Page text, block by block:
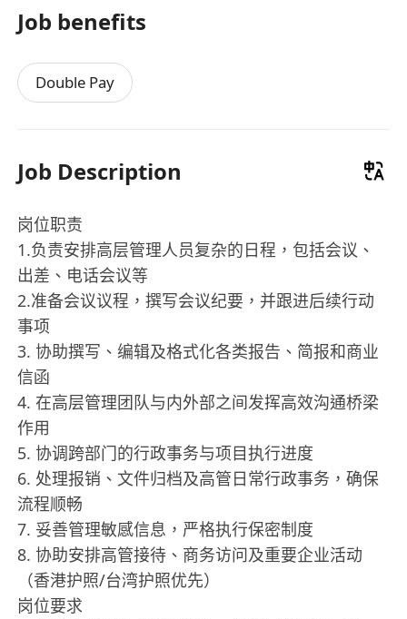
Job benefits
Double Pay
Job Description
岗位职责
1.负责安排高层管理人员复杂的日程，包括会议、
出差、电话会议等
2.准备会议议程，撰写会议纪要，并跟进后续行动
事项
3. 协助撰写、编辑及格式化各类报告、简报和商业
信函
4. 在高层管理团队与内外部之间发挥高效沟通桥梁
作用
5. 协调跨部门的行政事务与项目执行进度
6. 处理报销、文件归档及高管日常行政事务，确保
流程顺畅
7. 妥善管理敏感信息，严格执行保密制度
8. 协助安排高管接待、商务访问及重要企业活动
（香港护照/台湾护照优先）
岗位要求